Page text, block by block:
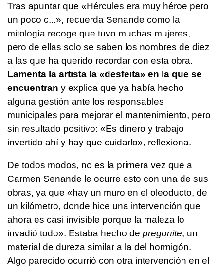
Tras apuntar que «Hércules era muy héroe pero
un poco c...», recuerda Senande como la
mitología recoge que tuvo muchas mujeres,
pero de ellas solo se saben los nombres de diez
a las que ha querido recordar con esta obra.
Lamenta la artista la «desfeita» en la que se
encuentran y explica que ya había hecho
alguna gestión ante los responsables
municipales para mejorar el mantenimiento, pero
sin resultado positivo: «Es dinero y trabajo
invertido ahí y hay que cuidarlo», reflexiona.
De todos modos, no es la primera vez que a
Carmen Senande le ocurre esto con una de sus
obras, ya que «hay un muro en el oleoducto, de
un kilómetro, donde hice una intervención que
ahora es casi invisible porque la maleza lo
invadió todo». Estaba hecho de pregonite, un
material de dureza similar a la del hormigón.
Algo parecido ocurrió con otra intervención en el